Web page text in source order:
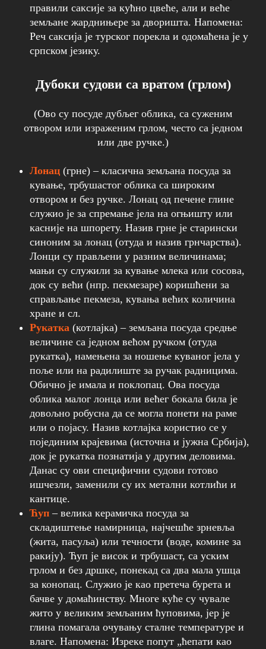
правили саксије за кућно цвеће, али и веће
земљане жарднињере за дворишта. Напомена:
Реч саксија је турског порекла и одомаћена је у
српском језику.
Дубоки судови са вратом (грлом)
(Ово су посуде дубљег облика, са суженим
отвором или израженим грлом, често са једном
или две ручке.)
Лонац (грне) – класична земљана посуда за
кување, трбушастог облика са широким
отвoром и без ручке. Лонац од печене глине
служио је за спремање јела на огњишту или
касније на шпорету. Назив грне је старински
синоним за лонац (отуда и назив грнчарства).
Лонци су прављени у разним величинама;
мањи су служили за кување млека или сосова,
док су већи (нпр. пекмезаре) коришћени за
справљање пекмеза, кувања већих количина
хране и сл.
Рукатка (котлајка) – земљана посуда средње
величине са једном већом ручком (отуда
рукатка), намењена за ношење куваног јела у
поље или на радилиште за ручак радницима.
Обично је имала и поклопац. Ова посуда
облика малог лонца или већег бокала била је
довољно робусна да се моглa понети на раме
или о појасу. Назив котлајка користио се у
појединим крајевима (источна и јужна Србија),
док је рукатка познатија у другим деловима.
Данас су ови специфични судови готово
ишчезли, заменили су их метални котлићи и
кантице.
Ћуп – велика керамичка посуда за
складиштење намирница, најчешће зрневља
(жита, пасуља) или течности (воде, комине за
ракију). Ћуп је висок и трбушаст, са уским
грлом и без дршке, понекад са два мала ушца
за конопац. Служио је као претеча бурета и
бачве у домаћинству. Многе куће су чувале
жито у великим земљаним ћуповима, јер је
глина помагала очувању сталне температуре и
влаге. Напомена: Изреке попут „ћепати као